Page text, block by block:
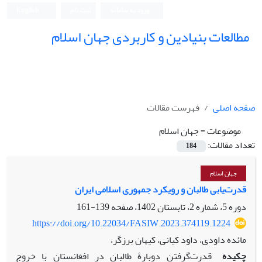
مطالعات بنیادین و کاربردی جهان اسلام
صفحه اصلی
فهرست مقالات
موضوعات =جهان اسلام
تعداد مقالات:
184
جهان اسلام
قدرت‌یابی طالبان و رویکرد جمهوری اسلامی ایران
دوره 5، شماره 2، تابستان 1402، صفحه
139-161
https://doi.org/10.22034/FASIW.2023.374119.1224
مائده داودی، داود کیانی، کیهان برزگر،
چکیده
قدرت‌گرفتن دوبارۀ طالبان در افغانستان با خروج